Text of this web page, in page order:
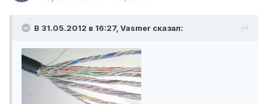
В 31.05.2012 в 16:27, Vasmer сказал: